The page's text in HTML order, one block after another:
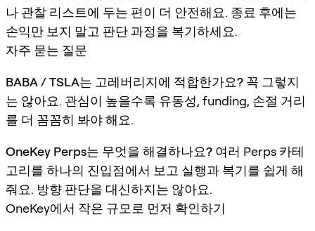
나 관찰 리스트에 두는 편이 더 안전해요. 종료 후에는
손익만 보지 말고 판단 과정을 복기하세요.
자주 묻는 질문
BABA / TSLA는 고레버리지에 적합한가요? 꼭 그렇지
는 않아요. 관심이 높을수록 유동성, funding, 손절 거리
를 더 꼼꼼히 봐야 해요.
OneKey Perps는 무엇을 해결하나요? 여러 Perps 카테
고리를 하나의 진입점에서 보고 실행과 복기를 쉽게 해
줘요. 방향 판단을 대신하지는 않아요.
OneKey에서 작은 규모로 먼저 확인하기